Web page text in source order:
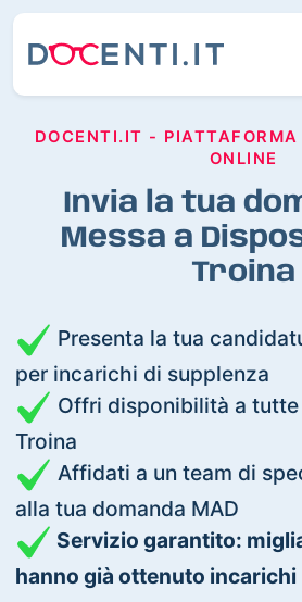
DOCENTI.IT - PIATTAFORMA
ONLINE
Invia la tua
Messa a
Troina
Presenta la tua
per incarichi di supplenza
Offri disponibilità a
Troina
Affidati a un team di
alla tua domanda MAD
Servizio garantito:
hanno già ottenuto incarichi